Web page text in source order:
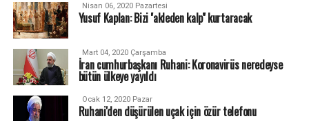
Nisan 06, 2020 Pazartesi
Yusuf Kaplan: Bizi ''akleden kalp'' kurtaracak
Mart 04, 2020 Çarşamba
İran cumhurbaşkanı Ruhani: Koronavirüs neredeyse
bütün ülkeye yayıldı
Ocak 12, 2020 Pazar
Ruhani'den düşürülen uçak için özür telefonu